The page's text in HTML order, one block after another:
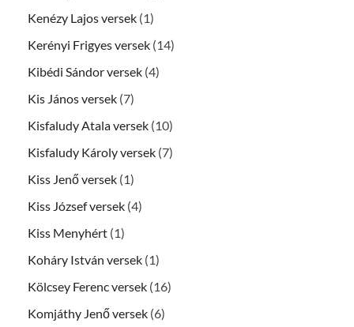
Kenézy Lajos versek (1)
Kerényi Frigyes versek (14)
Kibédi Sándor versek (4)
Kis János versek (7)
Kisfaludy Atala versek (10)
Kisfaludy Károly versek (7)
Kiss Jenő versek (1)
Kiss József versek (4)
Kiss Menyhért (1)
Koháry István versek (1)
Kölcsey Ferenc versek (16)
Komjáthy Jenő versek (6)